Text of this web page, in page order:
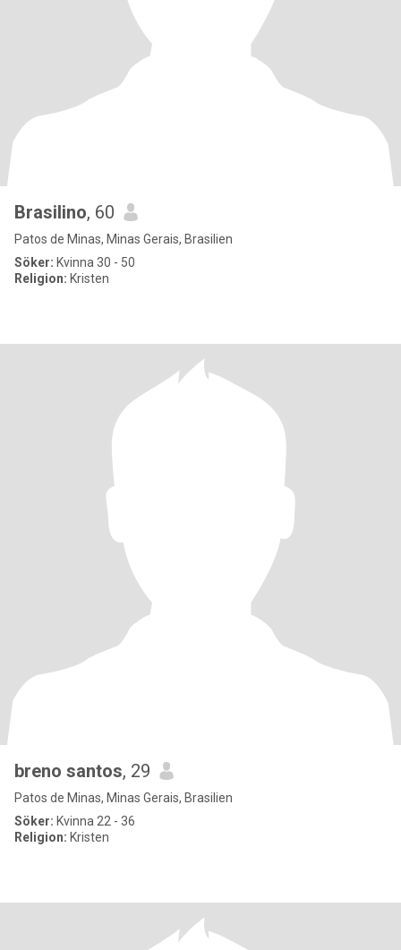
Brasilino, 60
Patos de Minas, Minas Gerais, Brasilien
Söker: Kvinna 30 - 50
Religion: Kristen
breno santos, 29
Patos de Minas, Minas Gerais, Brasilien
Söker: Kvinna 22 - 36
Religion: Kristen